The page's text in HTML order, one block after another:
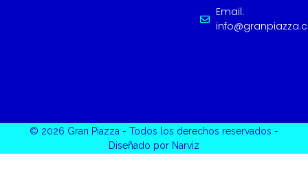
Email:
© 2026 Gran Piazza - Todos los derechos reservados -
Diseñado por Narviz